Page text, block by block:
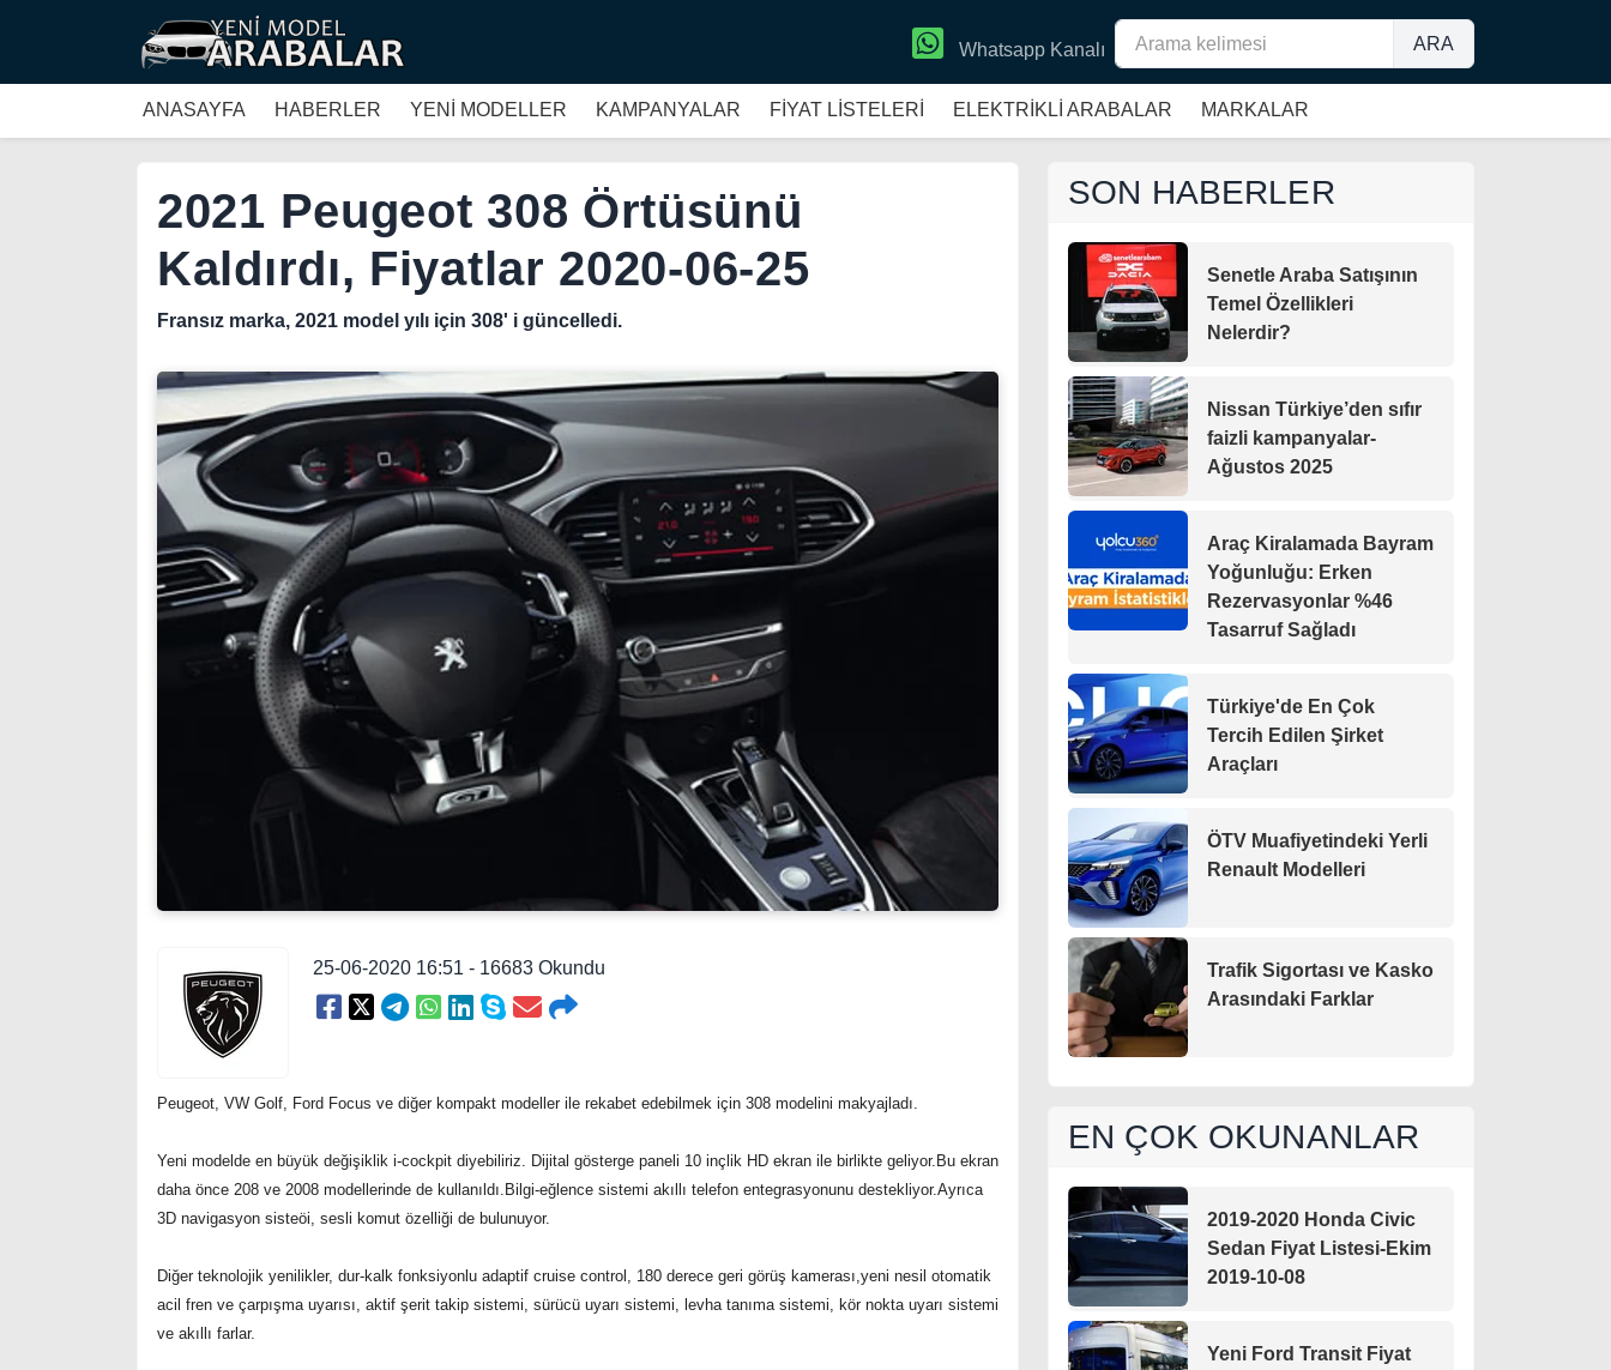
ARA
Whatsapp Kanalı
ANASAYFA HABERLER YENİ MODELLER KAMPANYALAR FİYAT LİSTELERİ ELEKTRİKLİ ARABALAR MARKALAR
2021 Peugeot 308 Örtüsünü
Kaldırdı, Fiyatlar 2020-06-25
Fransız marka, 2021 model yılı için 308' i güncelledi.
25-06-2020 16:51 - 16683 Okundu
Peugeot, VW Golf, Ford Focus ve diğer kompakt modeller ile rekabet edebilmek için 308 modelini makyajladı.
Yeni modelde en büyük değişiklik i-cockpit diyebiliriz. Dijital gösterge paneli 10 inçlik HD ekran ile birlikte geliyor.Bu ekran
daha önce 208 ve 2008 modellerinde de kullanıldı.Bilgi-eğlence sistemi akıllı telefon entegrasyonunu destekliyor.Ayrıca
3D navigasyon sisteöi, sesli komut özelliği de bulunuyor.
Diğer teknolojik yenilikler, dur-kalk fonksiyonlu adaptif cruise control, 180 derece geri görüş kamerası,yeni nesil otomatik
acil fren ve çarpışma uyarısı, aktif şerit takip sistemi, sürücü uyarı sistemi, levha tanıma sistemi, kör nokta uyarı sistemi
ve akıllı farlar.
SON HABERLER
Senetle Araba Satışının
Temel Özellikleri
Nelerdir?
Nissan Türkiye’den sıfır
faizli kampanyalar-
Ağustos 2025
Araç Kiralamada Bayram
Yoğunluğu: Erken
Rezervasyonlar %46
Tasarruf Sağladı
Türkiye'de En Çok
Tercih Edilen Şirket
Araçları
ÖTV Muafiyetindeki Yerli
Renault Modelleri
Trafik Sigortası ve Kasko
Arasındaki Farklar
EN ÇOK OKUNANLAR
2019-2020 Honda Civic
Sedan Fiyat Listesi-Ekim
2019-10-08
Yeni Ford Transit Fiyat